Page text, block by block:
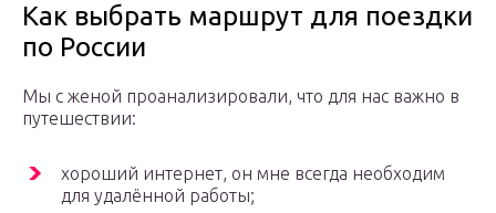
Как выбрать маршрут для поездки
по России
Мы с женой проанализировали, что для нас важно в
путешествии:
хороший интернет, он мне всегда необходим
для удалённой работы;